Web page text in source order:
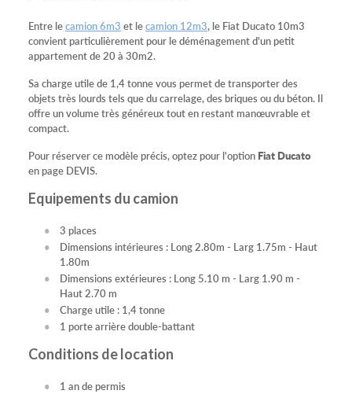
Entre lecamion 6m3 et lecamion 12m3, le Fiat Ducato 10m3
convient particulièrement pour le déménagement d'un petit
appartement de 20 à 30m2.
Sa charge utile de 1,4 tonne vous permet de transporter des
objets très lourds tels que du carrelage, des briques ou du béton. Il
offre un volume très généreux tout en restant manœuvrable et
compact.
Pour réserver ce modèle précis, optez pour l'option Fiat Ducato
en page DEVIS.
Equipements du camion
3 places
Dimensions intérieures : Long 2.80m - Larg 1.75m - Haut
1.80m
Dimensions extérieures : Long 5.10 m - Larg 1.90 m -
Haut 2.70 m
Charge utile : 1,4 tonne
1 porte arrière double-battant
Conditions de location
1 an de permis